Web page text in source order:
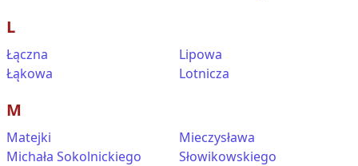
L
Łączna
Łąkowa
Lipowa
Lotnicza
M
Matejki
Michała Sokolnickiego
Mieczysława
Słowikowskiego